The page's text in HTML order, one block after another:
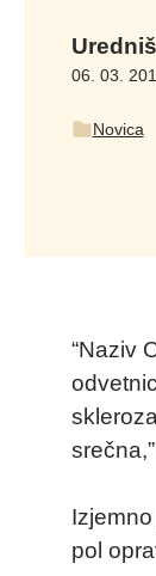
06. 03.
Novica
“Naziv
pol